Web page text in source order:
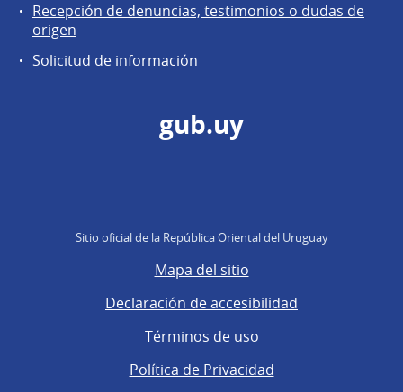
Recepción de denuncias, testimonios o dudas de
origen
Solicitud de información
gub.uy
Sitio oficial de la República Oriental del Uruguay
Mapa del sitio
Declaración de accesibilidad
Términos de uso
Política de Privacidad